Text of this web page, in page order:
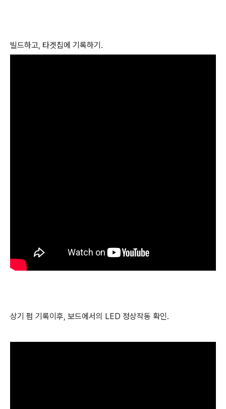
빌드하고, 타겟칩에 기록하기.
상기 펌 기록이후, 보드에서의 LED 정상작동 확인.